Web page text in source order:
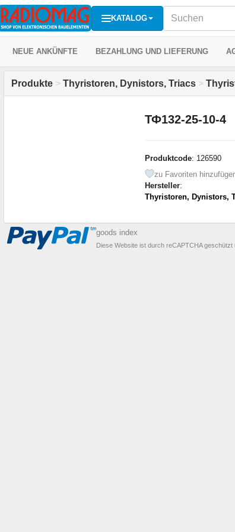
KATALOG
NEUE ANKÜNFTE BEZAHLUNG UND LIEFERUNG
Produkte > Thyristoren, Dynistors, Triacs >
ТФ132-25-10-4
Produktcode: 126590
zu Favoriten
Hersteller:
Thyristoren, Dynistors,
goods index
Diese Website ist durch reCAPTCHA geschützt